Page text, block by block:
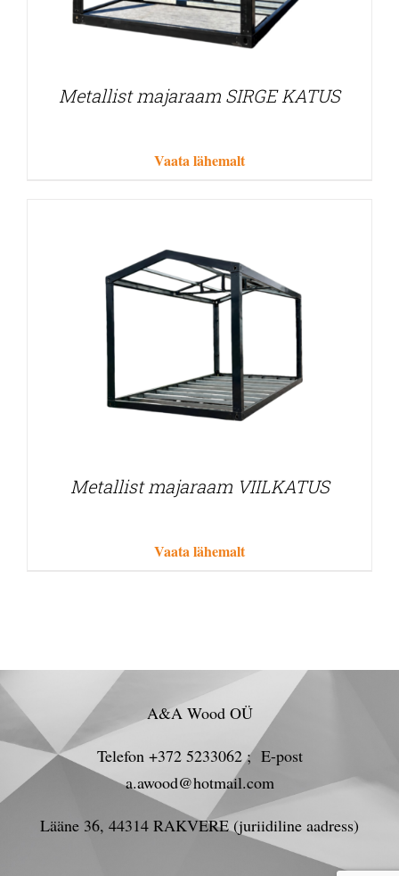
Metallist majaraam SIRGE KATUS
Vaata lähemalt
Metallist majaraam VIILKATUS
Vaata lähemalt
A&A Wood OÜ
Telefon +372 5233062 ; E-post
a.awood@hotmail.com
Lääne 36, 44314 RAKVERE (juriidiline aadress)